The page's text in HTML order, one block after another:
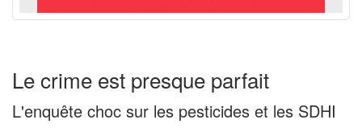
Le crime est presque parfait
L'enquête choc sur les pesticides et les SDHI